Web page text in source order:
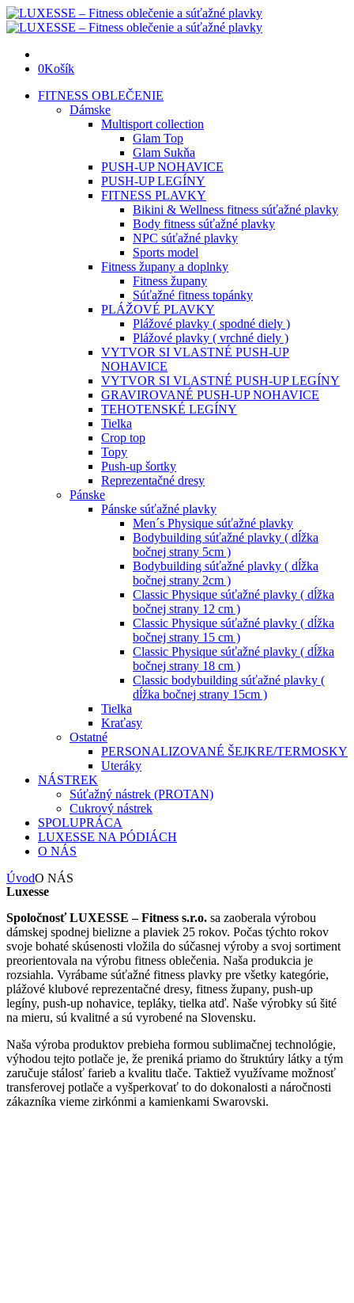
0Košík
FITNESS OBLEČENIE
Dámske
Multisport collection
Glam Top
Glam Sukňa
PUSH-UP NOHAVICE
PUSH-UP LEGÍNY
FITNESS PLAVKY
Bikini & Wellness fitness súťažné plavky
Body fitness súťažné plavky
NPC súťažné plavky
Sports model
Fitness župany a doplnky
Fitness župany
Súťažné fitness topánky
PLÁŽOVÉ PLAVKY
Plážové plavky ( spodné diely )
Plážové plavky ( vrchné diely )
VYTVOR SI VLASTNÉ PUSH-UP
NOHAVICE
VYTVOR SI VLASTNÉ PUSH-UP LEGÍNY
GRAVIROVANÉ PUSH-UP NOHAVICE
TEHOTENSKÉ LEGÍNY
Tielka
Crop top
Topy
Push-up šortky
Reprezentačné dresy
Pánske
Pánske súťažné plavky
Men´s Physique súťažné plavky
Bodybuilding súťažné plavky ( dĺžka
bočnej strany 5cm )
Bodybuilding súťažné plavky ( dĺžka
bočnej strany 2cm )
Classic Physique súťažné plavky ( dĺžka
bočnej strany 12 cm )
Classic Physique súťažné plavky ( dĺžka
bočnej strany 15 cm )
Classic Physique súťažné plavky ( dĺžka
bočnej strany 18 cm )
Classic bodybuilding súťažné plavky (
dĺžka bočnej strany 15cm )
Tielka
Kraťasy
Ostatné
PERSONALIZOVANÉ ŠEJKRE/TERMOSKY
Uteráky
NÁSTREK
Súťažný nástrek (PROTAN)
Cukrový nástrek
SPOLUPRÁCA
LUXESSE NA PÓDIÁCH
O NÁS
ÚvodO NÁS
Luxesse
Spoločnosť LUXESSE – Fitness s.r.o. sa zaoberala výrobou
dámskej spodnej bielizne a plaviek 25 rokov. Počas týchto rokov
svoje bohaté skúsenosti vložila do súčasnej výroby a svoj sortiment
preorientovala na výrobu fitness oblečenia. Naša produkcia je
rozsiahla. Vyrábame súťažné fitness plavky pre všetky kategórie,
plážové klubové reprezentačné dresy, fitness župany, push-up
legíny, push-up nohavice, tepláky, tielka atď. Naše výrobky sú šité
na mieru, sú kvalitné a sú vyrobené na Slovensku.
Naša výroba produktov prebieha formou sublimačnej technológie,
výhodou tejto potlače je, že preniká priamo do štruktúry látky a tým
zaručuje stálosť farieb a kvalitu tlače. Taktiež využívame možnosť
transferovej potlače a vyšperkovať to do dokonalosti a náročnosti
zákazníka vieme zirkónmi a kamienkami Swarovski.